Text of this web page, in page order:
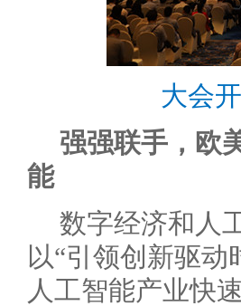
大会
强强联手，欧
能
数字经济和人
以“引领创新驱
人工智能产业快